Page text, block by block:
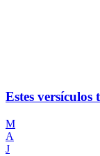
Estes
M
A
J